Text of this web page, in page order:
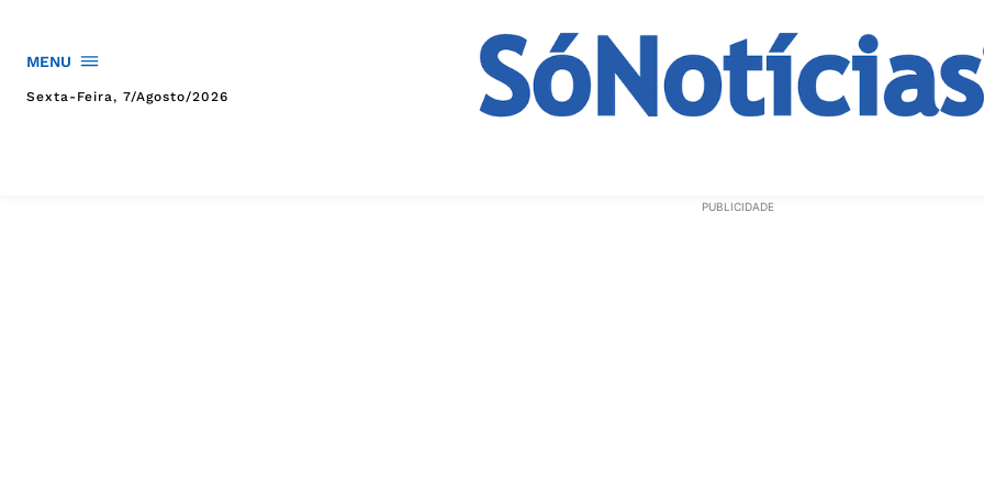
MENU
Sexta-Feira, 7/agosto/2026
PUBLICIDADE